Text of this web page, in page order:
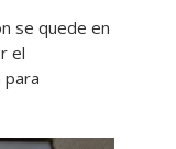
se quede en
el
para